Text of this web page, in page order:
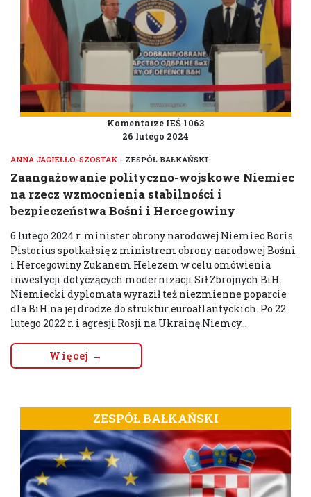
Komentarze IEŚ 1063
26 lutego 2024
ANNA JAGIEŁŁO-SZOSTAK - ZESPÓŁ BAŁKAŃSKI
Zaangażowanie polityczno-wojskowe Niemiec
na rzecz wzmocnienia stabilności i
bezpieczeństwa Bośni i Hercegowiny
6 lutego 2024 r. minister obrony narodowej Niemiec Boris
Pistorius spotkał się z ministrem obrony narodowej Bośni
i Hercegowiny Zukanem Helezem w celu omówienia
inwestycji dotyczących modernizacji Sił Zbrojnych BiH.
Niemiecki dyplomata wyraził też niezmienne poparcie
dla BiH na jej drodze do struktur euroatlantyckich. Po 22
lutego 2022 r. i agresji Rosji na Ukrainę Niemcy...
Więcej →
ZESPÓŁ BAŁKAŃSKI